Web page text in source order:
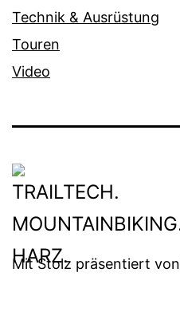
Technik & Ausrüstung
Touren
Video
Mit Stolz präsentiert von